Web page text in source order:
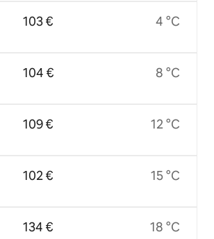
103 €
104 €
109 €
102 €
134 €
4 °C
8 °C
12 °C
15 °C
18 °C